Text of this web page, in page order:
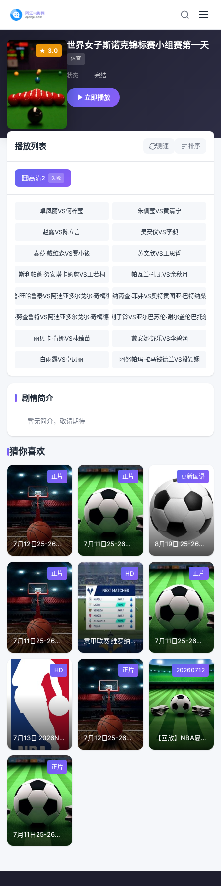
3.0
世界女子斯诺克锦标赛小组赛第一天
体育
状态 完结
立即播放
播放列表 测速 排序
高清2 失败
卓凤丽VS何梓莹 朱佩莹VS黄清宁
赵露VS陈立言 吴安仪VS李昶
泰莎·戴维森VS贾小筱 苏文欣VS王思哲
斯利帕蓬·努安塔卡姆詹VS王若桐 帕瓦兰·孔凯VS余秋月
努查鲁·旺哈鲁泰VS阿迪亚多尔戈尔·奇梅德瓦姆纳芮查·菲弗VS奥特贡图亚·巴特纳桑
明克·努查鲁特VS阿迪亚多尔戈尔·奇梅德瓦姆刘子铃VS亚尔巴苏伦·谢尔盖伦巴托尔
丽贝卡·肯娜VS林臻苗 戴安娜·舒乐VS李碧涵
白雨露VS卓凤丽 阿努帕玛·拉马钱德兰VS段颖娴
剧情简介
暂无简介，敬请期待
猜你喜欢
正片
7月12日25-26赛季U17女蓝世界杯小组赛 新西兰VS意大利
正片
7月11日25-26赛季中甲联赛 广东广州豹足球俱乐部VS石家庄切夫
更新国语
8月19日 25-26赛季意杯第1轮 都灵VS摩德纳
正片
7月11日25-26赛季桂BA 崇左市VS北海市
HD
意甲联赛 维罗纳VS乌迪内斯 20250105
正片
7月11日25-26赛季疆超8进4第一回合 伊犁队VS和田队
HD
7月13日 2026NBA夏季联赛 太阳VS鹈鹕
正片
7月12日25-26赛季NBA经典赛事 NBA季后赛精彩重播：湖人VS火箭 G4
20260712
【回放】NBA夏季联赛 鹈鹕VS黄蜂
正片
7月11日25-26赛季蒙超联赛 锡林郭勒队VS乌兰察布队